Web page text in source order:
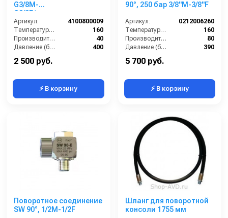
G3/8M-
G3/8F(нержавеющая
сталь)
Артикул:
4100800009
Температура (°C):
160
Производительность (л/мин):
40
Давление (бар):
400
2 500 руб.
⚡ В корзину
90°, 250 бар 3/8"M-3/8"F
Артикул:
0212006260
Температура (°C):
160
Производительность (л/мин):
80
Давление (бар):
390
5 700 руб.
⚡ В корзину
Поворотное соединение
SW 90°, 1/2M-1/2F
Шланг для поворотной
консоли 1755 мм